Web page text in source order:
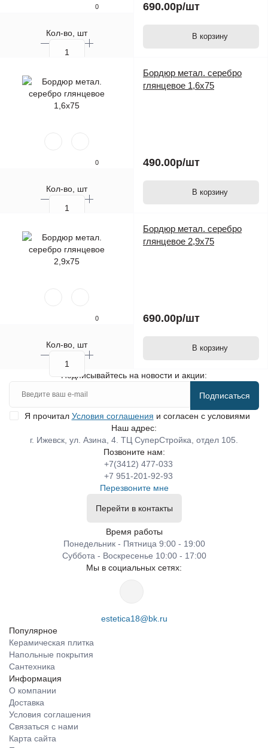
0
Кол-во, шт
690.00р/шт
В корзину
0
Кол-во, шт
Бордюр метал. серебро
глянцевое 1,6х75
490.00р/шт
В корзину
0
Кол-во, шт
Бордюр метал. серебро
глянцевое 2,9х75
690.00р/шт
В корзину
Подписывайтесь на новости и акции:
Подписаться
Я прочитал Условия соглашения и согласен с условиями
Наш адрес:
г. Ижевск, ул. Азина, 4. ТЦ СуперСтройка, отдел 105.
Позвоните нам:
+7(3412) 477-033
+7 951-201-92-93
Перезвоните мне
Перейти в контакты
Время работы
Понедельник - Пятница 9:00 - 19:00
Суббота - Воскресенье 10:00 - 17:00
Мы в социальных сетях:
estetica18@bk.ru
Популярное
Керамическая плитка
Напольные покрытия
Сантехника
Информация
О компании
Доставка
Условия соглашения
Связаться с нами
Карта сайта